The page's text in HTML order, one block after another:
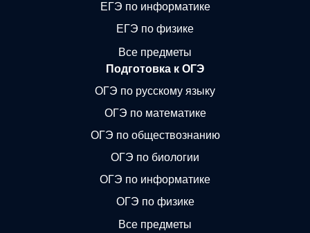
ЕГЭ по информатике
ЕГЭ по физике
Все предметы
Подготовка к ОГЭ
ОГЭ по русскому языку
ОГЭ по математике
ОГЭ по обществознанию
ОГЭ по биологии
ОГЭ по информатике
ОГЭ по физике
Все предметы